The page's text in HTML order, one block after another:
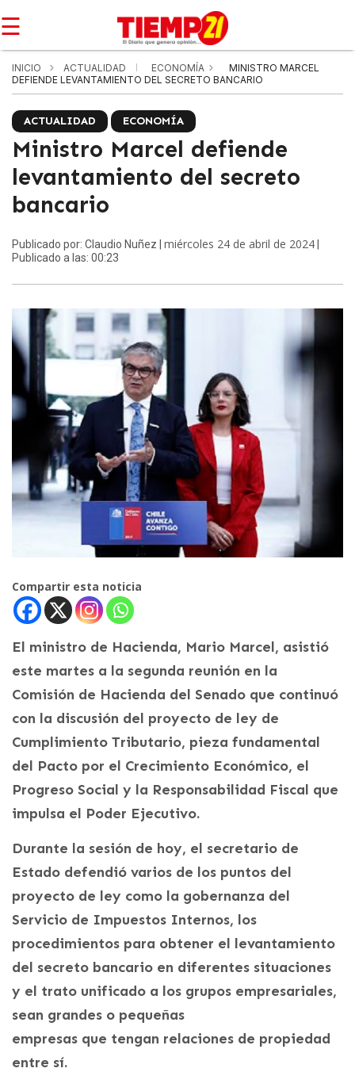
☰
INICIO ACTUALIDAD ECONOMÍA
MINISTRO MARCEL
DEFIENDE LEVANTAMIENTO DEL SECRETO BANCARIO
ACTUALIDAD ECONOMÍA
Ministro Marcel defiende
levantamiento del secreto
bancario
Publicado por: Claudio Nuñez | miércoles 24 de abril de 2024
Publicado a las: 00:23
Compartir esta noticia
El ministro de Hacienda, Mario Marcel, asistió
este martes a la segunda reunión en la
Comisión de Hacienda del Senado que continuó
con la discusión del proyecto de ley de
Cumplimiento Tributario, pieza fundamental
del Pacto por el Crecimiento Económico, el
Progreso Social y la Responsabilidad Fiscal que
impulsa el Poder Ejecutivo.
Durante la sesión de hoy, el secretario de
Estado defendió varios de los puntos del
proyecto de ley como la gobernanza del
Servicio de Impuestos Internos, los
procedimientos para obtener el levantamiento
del secreto bancario en diferentes situaciones
y el trato unificado a los grupos empresariales,
sean grandes o pequeñas
empresas que tengan relaciones de propiedad
entre sí.